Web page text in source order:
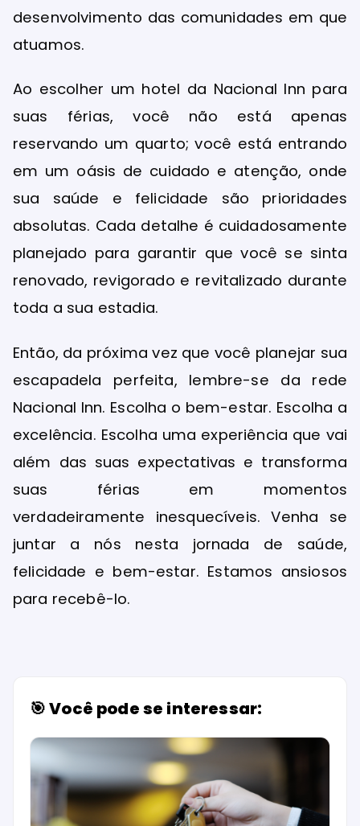
desenvolvimento das comunidades em que
atuamos.
Ao escolher um hotel da Nacional Inn para
suas férias, você não está apenas
reservando um quarto; você está entrando
em um oásis de cuidado e atenção, onde
sua saúde e felicidade são prioridades
absolutas. Cada detalhe é cuidadosamente
planejado para garantir que você se sinta
renovado, revigorado e revitalizado durante
toda a sua estadia.
Então, da próxima vez que você planejar sua
escapadela perfeita, lembre-se da rede
Nacional Inn. Escolha o bem-estar. Escolha a
excelência. Escolha uma experiência que vai
além das suas expectativas e transforma
suas férias em momentos
verdadeiramente inesquecíveis. Venha se
juntar a nós nesta jornada de saúde,
felicidade e bem-estar. Estamos ansiosos
para recebê-lo.
🎯 Você pode se interessar: